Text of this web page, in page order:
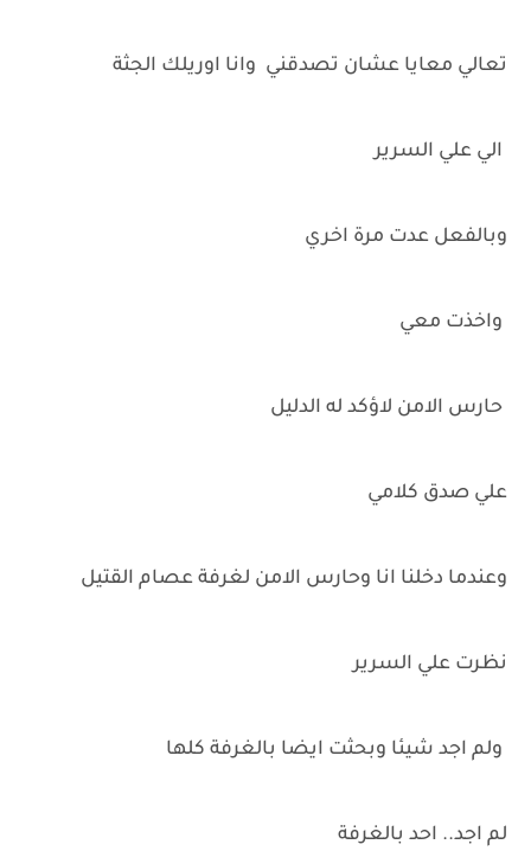
تعالي معايا عشان تصدقني وانا اوريلك الجثة
الي علي السرير
وبالفعل عدت مرة اخري
واخذت معي
حارس الامن لاؤكد له الدليل
علي صدق كلامي
وعندما دخلنا انا وحارس الامن لغرفة عصام القتيل
نظرت علي السرير
ولم اجد شيئا وبحثت ايضا بالغرفة كلها
لم اجد.. احد بالغرفة